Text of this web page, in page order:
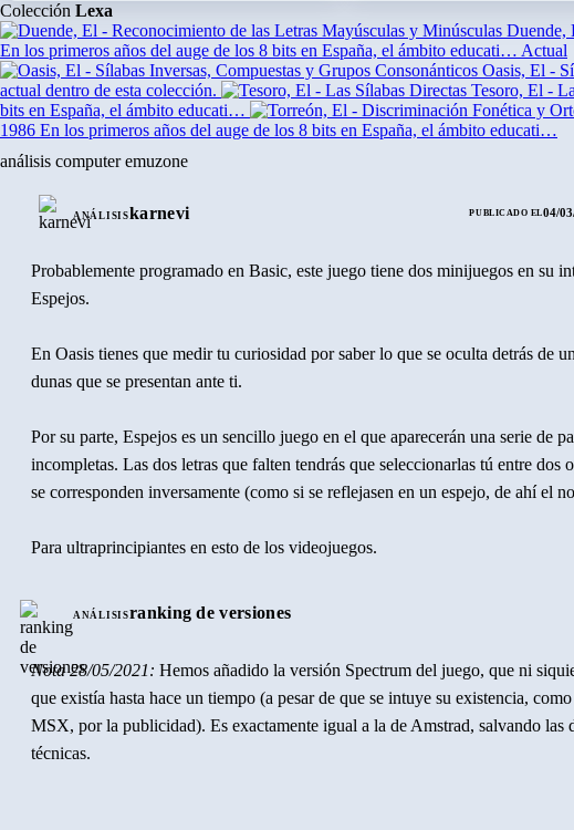
Colección Lexa
Duende,
En los primeros años del auge de los 8 bits en España, el ámbito educati… Actual
Oasis, El -
actual dentro de esta colección.
Tesoro, El -
bits en España, el ámbito educati…
1986 En los primeros años del auge de los 8 bits en España, el ámbito educati…
análisis computer emuzone
ANÁLISISkarnevi PUBLICADO EL04/
Probablemente programado en Basic, este juego tiene dos minijuegos en su
Espejos.
En Oasis tienes que medir tu curiosidad por saber lo que se oculta detrás de
dunas que se presentan ante ti.
Por su parte, Espejos es un sencillo juego en el que aparecerán una serie de
incompletas. Las dos letras que falten tendrás que seleccionarlas tú entre dos
se corresponden inversamente (como si se reflejasen en un espejo, de ahí el
Para ultraprincipiantes en esto de los videojuegos.
ANÁLISISranking de versiones
Nota 28/05/2021: Hemos añadido la versión Spectrum del juego, que ni
que existía hasta hace un tiempo (a pesar de que se intuye su existencia,
MSX, por la publicidad). Es exactamente igual a la de Amstrad, salvando las
técnicas.